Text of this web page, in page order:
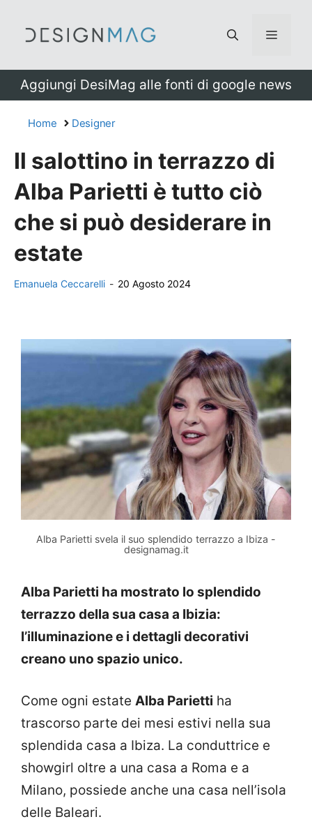
Menu
Aggiungi DesiMag alle fonti di google news
Home Designer
Il salottino in terrazzo di
Alba Parietti è tutto ciò
che si può desiderare in
estate
Emanuela Ceccarelli - 20 Agosto 2024
Alba Parietti svela il suo splendido terrazzo a Ibiza -
designamag.it
Alba Parietti ha mostrato lo splendido
terrazzo della sua casa a Ibizia:
l’illuminazione e i dettagli decorativi
creano uno spazio unico.
Come ogni estate Alba Parietti ha
trascorso parte dei mesi estivi nella sua
splendida casa a Ibiza. La conduttrice e
showgirl oltre a una casa a Roma e a
Milano, possiede anche una casa nell’isola
delle Baleari.